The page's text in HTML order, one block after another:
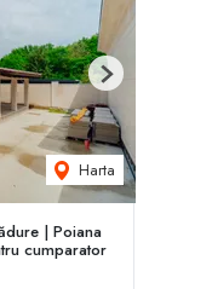
Harta
Next
| Poiana
cumparator